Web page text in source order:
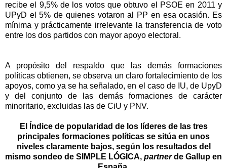
recibe el 9,5% de los votos que obtuvo el PSOE en 2011 y
UPyD el 5% de quienes votaron al PP en esa ocasión. Es
mínima y prácticamente irrelevante la transferencia de voto
entre los dos partidos con mayor apoyo electoral.
A propósito del respaldo que las demás formaciones
políticas obtienen, se observa un claro fortalecimiento de los
apoyos, como ya se ha señalado, en el caso de IU, de UpyD
y del conjunto de las demás formaciones de carácter
minoritario, excluidas las de CiU y PNV.
El Índice de popularidad de los líderes de las tres
principales formaciones políticas se sitúa en unos
niveles claramente bajos, según los resultados del
mismo sondeo de SIMPLE LÓGICA, partnerde Gallup en